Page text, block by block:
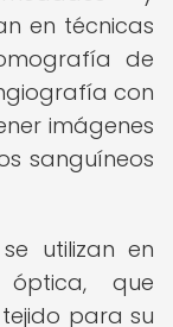
en técnicas
de
con
imágenes
sanguíneos
utilizan en
óptica, que
para su